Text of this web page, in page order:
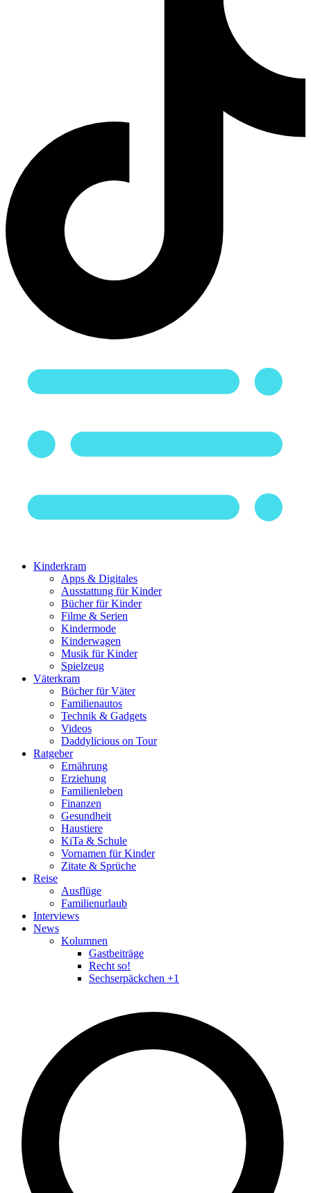
Kinderkram
Apps & Digitales
Ausstattung für Kinder
Bücher für Kinder
Filme & Serien
Kindermode
Kinderwagen
Musik für Kinder
Spielzeug
Väterkram
Bücher für Väter
Familienautos
Technik & Gadgets
Videos
Daddylicious on Tour
Ratgeber
Ernährung
Erziehung
Familienleben
Finanzen
Gesundheit
Haustiere
KiTa & Schule
Vornamen für Kinder
Zitate & Sprüche
Reise
Ausflüge
Familienurlaub
Interviews
News
Kolumnen
Gastbeiträge
Recht so!
Sechserpäckchen +1